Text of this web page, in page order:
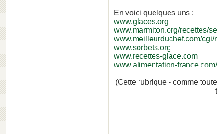
En voici quelques uns :
www.glaces.org
www.marmiton.org/recettes/
www.meilleurduchef.com/cgi/
www.sorbets.org
www.recettes-glace.com
www.alimentation-
(Cette rubrique - comme